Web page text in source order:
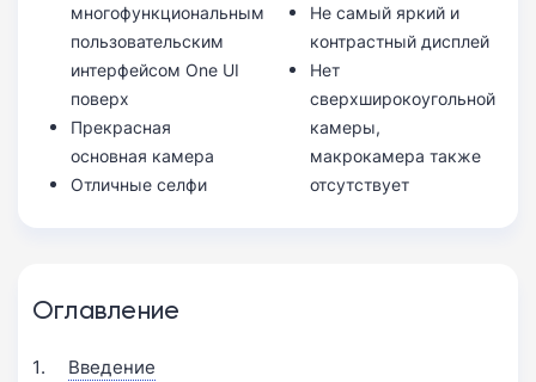
многофункциональным
пользовательским
интерфейсом One UI
поверх
Прекрасная
основная камера
Отличные селфи
Не самый яркий и
контрастный дисплей
Нет
сверхширокоугольной
камеры,
макрокамера также
отсутствует
Оглавление
Введение